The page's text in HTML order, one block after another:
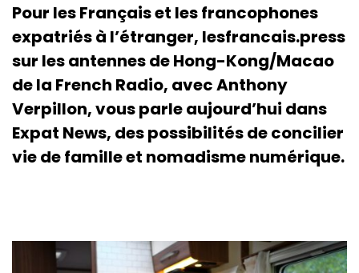
Pour les Français et les francophones
expatriés à l’étranger, lesfrancais.press
sur les antennes de Hong-Kong/Macao
de la French Radio, avec Anthony
Verpillon, vous parle aujourd’hui dans
Expat News, des possibilités de concilier
vie de famille et nomadisme numérique.